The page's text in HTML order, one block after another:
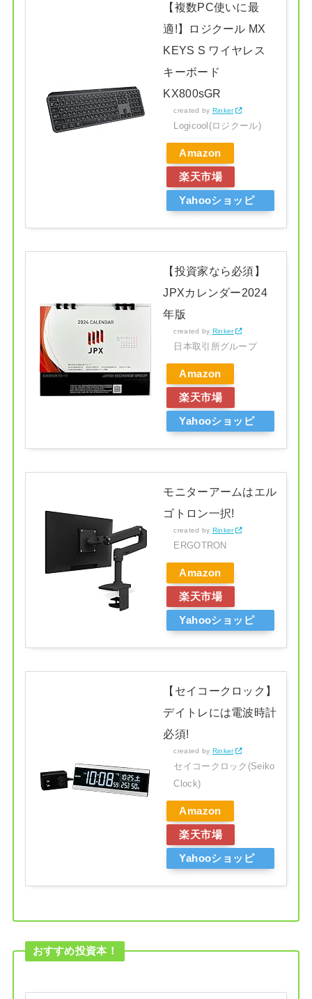
【複数PC使いに最
適!】ロジクール MX
KEYS S ワイヤレス
キーボード
KX800sGR
created by Rinker
Logicool(ロジクール)
Amazon
楽天市場
Yahooショッピ
【投資家なら必須】
JPXカレンダー2024
年版
created by Rinker
日本取引所グループ
Amazon
楽天市場
Yahooショッピ
モニターアームはエル
ゴトロン一択!
created by Rinker
ERGOTRON
Amazon
楽天市場
Yahooショッピ
【セイコークロック】
デイトレには電波時計
必須!
created by Rinker
セイコークロック(Seiko
Clock)
Amazon
楽天市場
Yahooショッピ
おすすめ投資本！